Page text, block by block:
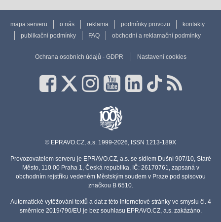
mapa serveru o nás reklama podmínky provozu
kontakty
publikační podmínky
FAQ obchodní a reklamační podmínky
Ochrana osobních údajů - GDPR Nastavení cookies
© EPRAVO.CZ, a.s. 1999-2026, ISSN 1213-189X
Provozovatelem serveru je EPRAVO.CZ, a.s. se sídlem Dušní 907/10, Staré
Město, 110 00 Praha 1, Česká republika, IČ: 26170761, zapsaná v
obchodním rejstříku vedeném Městským soudem v Praze pod spisovou
značkou B 6510.
Automatické vytěžování textů a dat z této internetové stránky ve smyslu čl. 4
směrnice 2019/790/EU je bez souhlasu EPRAVO.CZ, a.s. zakázáno.